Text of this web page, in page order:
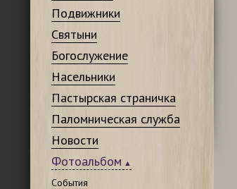
Подвижники
Святыни
Богослужение
Насельники
Пастырская страничка
Паломническая служба
Новости
Фотоальбом
События